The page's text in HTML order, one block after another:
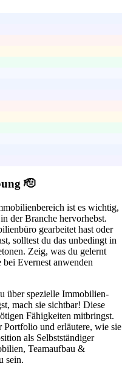
🫡
ist es wichtig,
der Branche hervorhebst.
gearbeitet hast oder
solltest du das unbedingt in
Zeig, was du gelernt
Evernest anwenden
über spezielle Immobilien-
mach sie sichtbar! Diese
Fähigkeiten mitbringst.
Portfolio und erläutere, wie sie
als Selbstständiger
Teamaufbau &
sein.